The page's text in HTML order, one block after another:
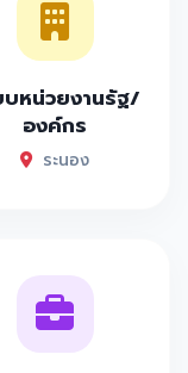
บหน่วยงานรัฐ/
องค์กร
ระนอง